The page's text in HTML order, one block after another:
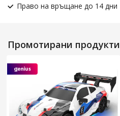
Право на връщане до 14 дни
Промотирани продукти